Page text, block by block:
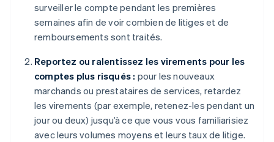
surveiller le compte pendant les premières
semaines afin de voir combien de litiges et de
remboursements sont traités.
Reportez ou ralentissez les virements pour les
comptes plus risqués : pour les nouveaux
marchands ou prestataires de services, retardez
les virements (par exemple, retenez-les pendant un
jour ou deux) jusqu’à ce que vous vous familiarisiez
avec leurs volumes moyens et leurs taux de litige.